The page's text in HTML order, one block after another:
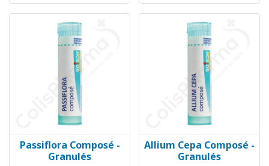
Passiflora Composé -
Granulés
Allium Cepa Composé -
Granulés